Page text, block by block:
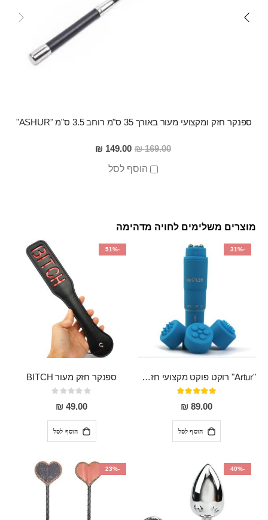
ספנקר חזק ומקצועי מעור באורך 35 ס"מ רוחב 3.5 ס"מ "ASHUR"
169.00 ₪
מחיר
מבצע
149.00 ₪
הוסף לסל
מוצרים משלימים לחויה מדהימה
-31%
"Artur" רוקט פוקט מקצועי חזק במיוחד
דירוג:
95%
89.00 ₪
הוסף לסל
-51%
ספנקר חזק מעור BITCH
Rating:
0%
49.00 ₪
הוסף לסל
-40%
-23%